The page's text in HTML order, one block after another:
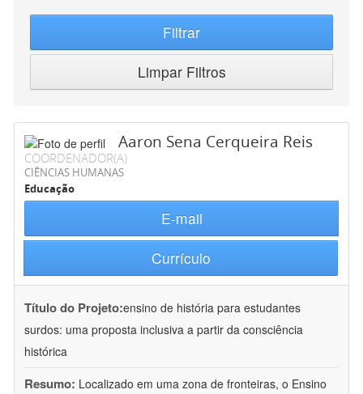
Filtrar
Limpar Filtros
Aaron Sena Cerqueira Reis
COORDENADOR(A)
CIÊNCIAS HUMANAS
Educação
E-mail
Currículo
Título do Projeto:ensino de história para estudantes
surdos: uma proposta inclusiva a partir da consciência
histórica
Resumo: Localizado em uma zona de fronteiras, o Ensino